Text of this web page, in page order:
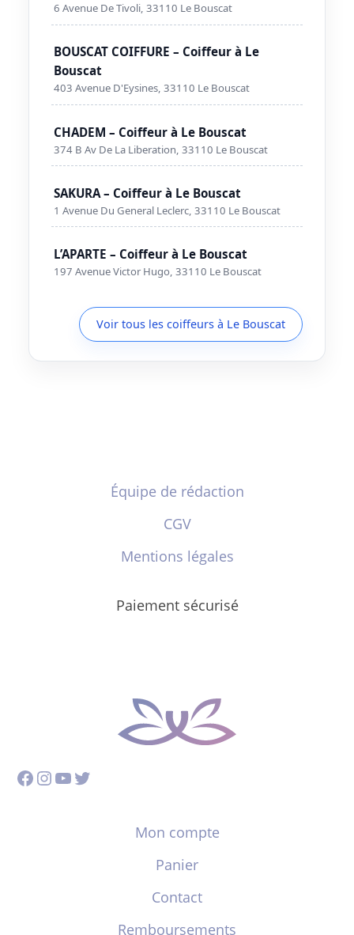
6 Avenue De Tivoli, 33110 Le Bouscat
BOUSCAT COIFFURE – Coiffeur à Le
Bouscat
403 Avenue D'Eysines, 33110 Le Bouscat
CHADEM – Coiffeur à Le Bouscat
374 B Av De La Liberation, 33110 Le Bouscat
SAKURA – Coiffeur à Le Bouscat
1 Avenue Du General Leclerc, 33110 Le Bouscat
L’APARTE – Coiffeur à Le Bouscat
197 Avenue Victor Hugo, 33110 Le Bouscat
Voir tous les coiffeurs à Le Bouscat
Équipe de rédaction
CGV
Mentions légales
Paiement sécurisé
Facebook
Instagram
YouTube
Twitter
Mon compte
Panier
Contact
Remboursements